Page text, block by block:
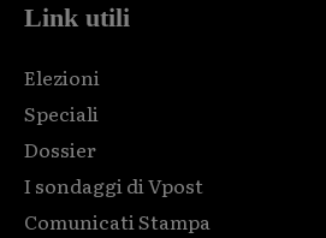
Link utili
Elezioni
Speciali
Dossier
I sondaggi di Vpost
Comunicati Stampa